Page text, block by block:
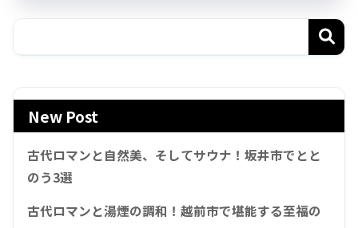
New Post
古代ロマンと自然美、そしてサウナ！坂井市でとと
のう3選
古代ロマンと湯煙の調和！越前市で堪能する至福の